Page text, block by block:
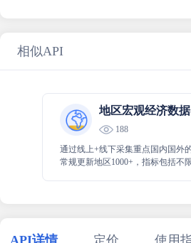
相似API
地区宏观经济数
188
通过线上+线下采集重点国内国外
常规更新地区1000+，指标包括不
API详情 定价 使用